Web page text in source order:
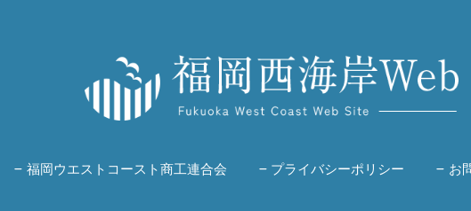
福岡ウエストコースト商工連合会 プライバシーポリシー お